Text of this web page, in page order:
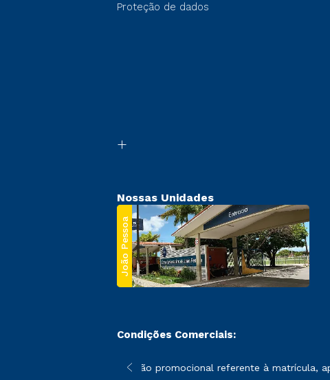
Proteção de dados
Nossas Unidades
João Pessoa
Condições Comerciais:
sofrer alterações nos períodos de rematrícula conforme
*A condição promocional referente à matrícula,